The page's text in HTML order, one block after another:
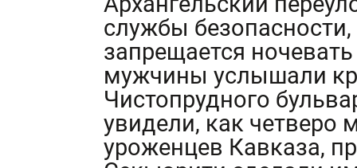
службы
запрещается
мужчины услышали
Чистопрудного
увидели, как
уроженцев Кавказа,